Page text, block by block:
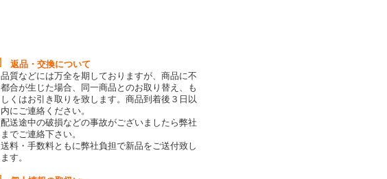
返品・交換について
品質などには万全を期しておりますが、商品に不
都合が生じた場合、同一商品とのお取り替え、も
しくはお引き取りを致します。商品到着後３日以
内にご連絡ください。
配送途中の破損などの事故がございましたら弊社
までご連絡下さい。
送料・手数料ともに弊社負担で新品をご送付致し
ます。